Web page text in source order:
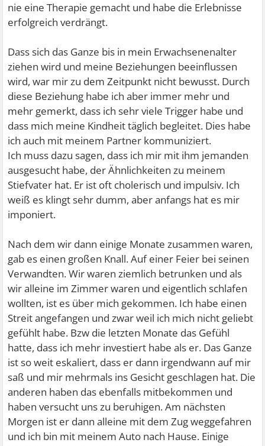
nie eine Therapie gemacht und habe die Erlebnisse
erfolgreich verdrängt.
Dass sich das Ganze bis in mein Erwachsenenalter
ziehen wird und meine Beziehungen beeinflussen
wird, war mir zu dem Zeitpunkt nicht bewusst. Durch
diese Beziehung habe ich aber immer mehr und
mehr gemerkt, dass ich sehr viele Trigger habe und
dass mich meine Kindheit täglich begleitet. Dies habe
ich auch mit meinem Partner kommuniziert.
Ich muss dazu sagen, dass ich mir mit ihm jemanden
ausgesucht habe, der Ähnlichkeiten zu meinem
Stiefvater hat. Er ist oft cholerisch und impulsiv. Ich
weiß es klingt sehr dumm, aber anfangs hat es mir
imponiert.
Nach dem wir dann einige Monate zusammen waren,
gab es einen großen Knall. Auf einer Feier bei seinen
Verwandten. Wir waren ziemlich betrunken und als
wir alleine im Zimmer waren und eigentlich schlafen
wollten, ist es über mich gekommen. Ich habe einen
Streit angefangen und zwar weil ich mich nicht geliebt
gefühlt habe. Bzw die letzten Monate das Gefühl
hatte, dass ich mehr investiert habe als er. Das Ganze
ist so weit eskaliert, dass er dann irgendwann auf mir
saß und mir mehrmals ins Gesicht geschlagen hat. Die
anderen haben das ebenfalls mitbekommen und
haben versucht uns zu beruhigen. Am nächsten
Morgen ist er dann alleine mit dem Zug weggefahren
und ich bin mit meinem Auto nach Hause. Einige